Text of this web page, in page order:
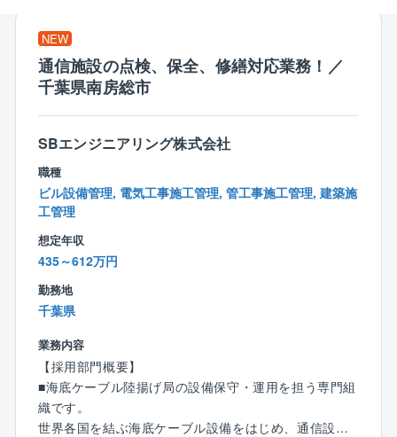
NEW
通信施設の点検、保全、修繕対応業務！／
千葉県南房総市
SBエンジニアリング株式会社
職種
ビル設備管理, 電気工事施工管理, 管工事施工管理, 建築施
工管理
想定年収
435～612万円
勤務地
千葉県
業務内容
【採用部門概要】
■海底ケーブル陸揚げ局の設備保守・運用を担う専門組
織です。
世界各国を結ぶ海底ケーブル設備をはじめ、通信設備